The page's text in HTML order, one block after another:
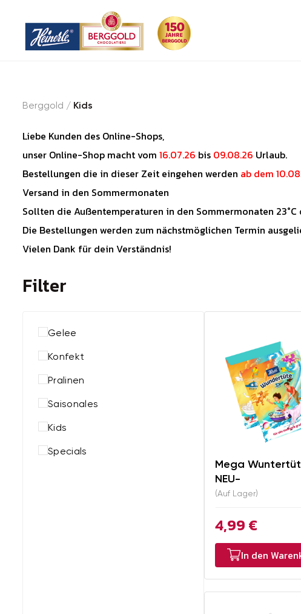
Berggold / Kids
Liebe Kunden des Online-Shops,
unser Online-Shop macht vom 16.07.26 bis 09.08.26 Urlaub.
Bestellungen die in dieser Zeit eingehen werden ab dem
Versand in den Sommermonaten
Sollten die Außentemperaturen in den Sommermonaten
Die Bestellungen werden zum nächstmöglichen Termin
Vielen Dank für dein Verständnis!
Filter
Gelee
Konfekt
Pralinen
Saisonales
Kids
Specials
Mega
NEU-
(Auf Lager)
4,99 €
In den